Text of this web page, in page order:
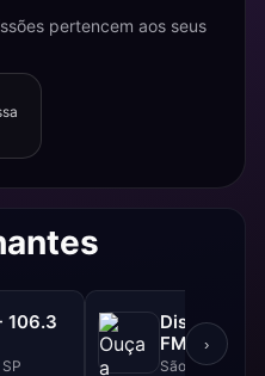
pertencem aos seus
106.3
Disney -
FM
São Paulo, SP
›